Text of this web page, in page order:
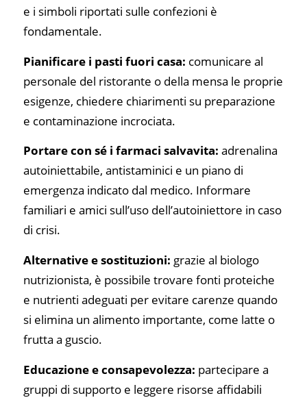
e i simboli riportati sulle confezioni è
fondamentale.
Pianificare i pasti fuori casa: comunicare al
personale del ristorante o della mensa le proprie
esigenze, chiedere chiarimenti su preparazione
e contaminazione incrociata.
Portare con sé i farmaci salvavita: adrenalina
autoiniettabile, antistaminici e un piano di
emergenza indicato dal medico. Informare
familiari e amici sull’uso dell’autoiniettore in caso
di crisi.
Alternative e sostituzioni: grazie al biologo
nutrizionista, è possibile trovare fonti proteiche
e nutrienti adeguati per evitare carenze quando
si elimina un alimento importante, come latte o
frutta a guscio.
Educazione e consapevolezza: partecipare a
gruppi di supporto e leggere risorse affidabili